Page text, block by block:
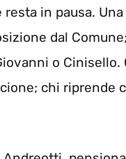
in pausa.
dal
o Cinisello.
chi riprende